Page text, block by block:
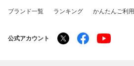
ブランド一覧 ランキング かんたんご利
公式アカウント